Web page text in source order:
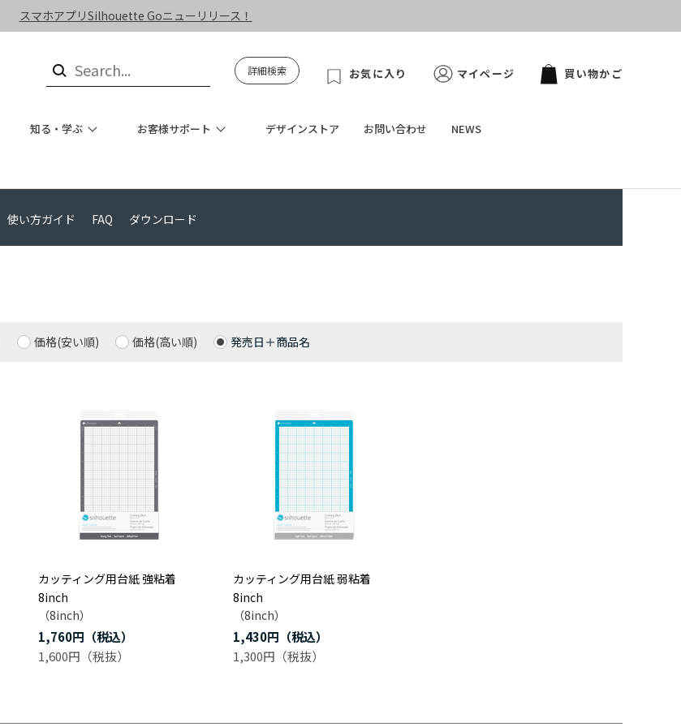
スマホアプリSilhouette Goニューリリース！
詳細検索 お気に入り マイページ 買い物かご
知る・学ぶ お客様サポート デザインストア お問い合わせ NEWS
使い方ガイド FAQ ダウンロード
価格(安い順) 価格(高い順) 発売日＋商品名
カッティング用台紙 強粘着
8inch
（8inch）
1,760円
1,600円
カッティング用台紙 弱粘着
8inch
（8inch）
1,430円
1,300円